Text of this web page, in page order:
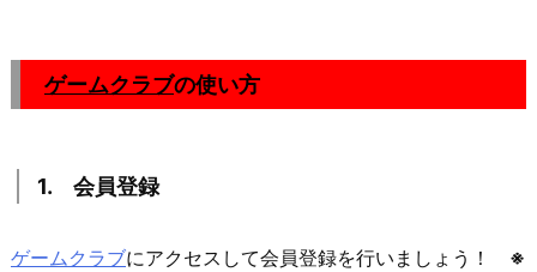
ゲームクラブの使い方
1. 会員登録
ゲームクラブにアクセスして会員登録を行いましょう！ ※